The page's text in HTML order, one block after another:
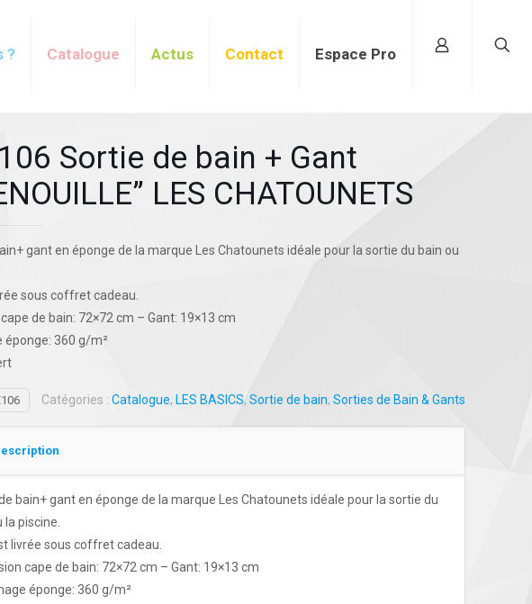
? Catalogue Actus Contact Espace Pro
Sortie de bain + Gant
LES CHATOUNETS
gant en éponge de la marque Les Chatounets idéale pour la sortie du bain ou
sous coffret cadeau.
de bain: 72×72 cm – Gant: 19×13 cm
éponge: 360 g/m²
Catégories : Catalogue, LES BASICS, Sortie de bain, Sorties de Bain & Gants
bain+ gant en éponge de la marque Les Chatounets idéale pour la sortie du
la piscine.
livrée sous coffret cadeau.
cape de bain: 72×72 cm – Gant: 19×13 cm
éponge: 360 g/m²